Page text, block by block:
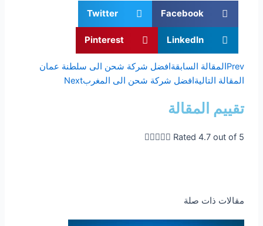
Facebook
Twitter
LinkedIn
Pinterest
Prevالمقالة السابقةافضل شركة شحن الى سلطنة عمان
المقالة التاليةافضل شركة شحن الى المغربNext
تقييم المقالة
 Rated 4.7 out of 5
مقالات ذات صلة